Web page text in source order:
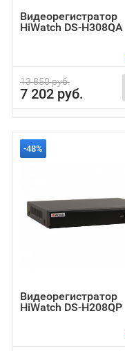
Видеорегистратор
HiWatch DS-H308QA
13 850 руб.
7 202 руб.
-48%
Видеорегистратор
HiWatch DS-H208QP